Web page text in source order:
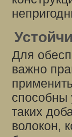
Для
важно
способны
таких
волокон,